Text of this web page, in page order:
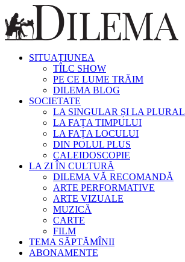
SITUAȚIUNEA
TÎLC SHOW
PE CE LUME TRĂIM
DILEMA BLOG
SOCIETATE
LA SINGULAR ȘI LA PLURAL
LA FAȚA TIMPULUI
LA FAȚA LOCULUI
DIN POLUL PLUS
CALEIDOSCOPIE
LA ZI ÎN CULTURĂ
DILEMA VĂ RECOMANDĂ
ARTE PERFORMATIVE
ARTE VIZUALE
MUZICĂ
CARTE
FILM
TEMA SĂPTĂMÎNII
ABONAMENTE